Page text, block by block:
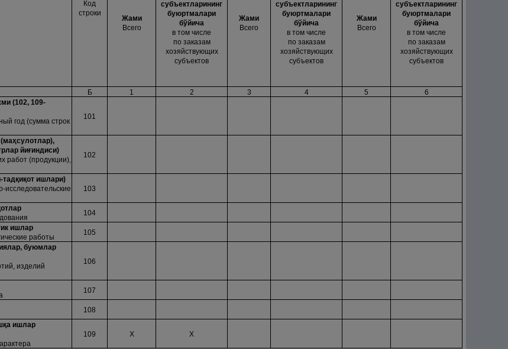
Код
строки
Жами
Всего
субъектларининг
буюртмалари
бўйича
в том числе
по заказам
хозяйствующих
субъектов
Жами
Всего
субъектларининг
буюртмалари
бўйича
в том числе
по заказам
хозяйствующих
субъектов
Жами
Всего
субъектларининг
буюртмалари
бўйича
в том числе
по заказам
хозяйствующих
субъектов
Б 1 2 3 4 5
6
(102, 109-
год (сумма строк
101
ҳсулотлар),
йиғиндиси)
работ (продукции),
102
тадқиқот ишлари)
исследовательские
103
отлар
104
ишлар
работы
105
буюмлар
изделий
106
107
108
қа ишлар
109 Х Х